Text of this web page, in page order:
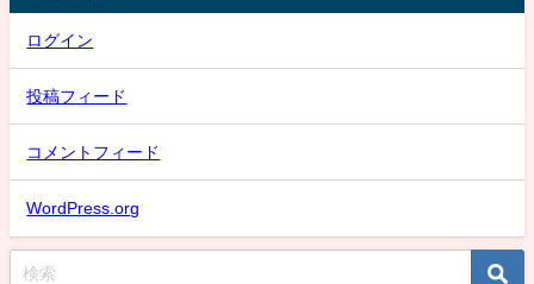
ログイン
投稿フィード
コメントフィード
WordPress.org